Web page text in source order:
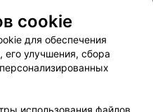
Размещение рекламы
Публичный договор
Способы оплаты
Партнеры
cookie
для обеспечения
его улучшения, сбора
использования файлов